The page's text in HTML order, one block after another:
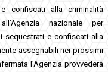
confiscati alla criminalità
nazionale per
sequestrati e confiscati alla
assegnabili nei prossimi
l’Agenzia provvederà